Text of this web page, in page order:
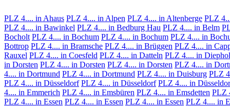
PLZ 4.... in Ahaus PLZ 4.... in Alpen PLZ 4.... in Altenberge PLZ
PLZ 4.... in Bawinkel PLZ 4.... in Bedburg Hau PLZ 4.... in Belm
Bocholt PLZ 4.... in Bochum PLZ 4.... in Bochum PLZ 4.... in
Bottrop PLZ 4.... in Bramsche PLZ 4.... in Brüggen PLZ 4.... in
Rauxel PLZ 4.... in Coesfeld PLZ 4.... in Datteln PLZ 4.... in
in Dorsten PLZ 4.... in Dorsten PLZ 4.... in Dorsten PLZ 4.... in
4.... in Dortmund PLZ 4.... in Dortmund PLZ 4.... in Duisburg PLZ
PLZ 4.... in Düsseldorf PLZ 4.... in Düsseldorf PLZ 4.... in
4.... in Emmerich PLZ 4.... in Emsbüren PLZ 4.... in Emsdetten PLZ
PLZ 4.... in Essen PLZ 4.... in Essen PLZ 4.... in Essen PLZ 4.... in